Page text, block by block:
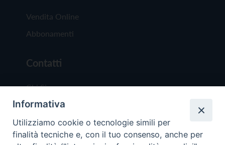
Vendita Online
Abbonamenti
Contatti
Chi Siamo
Redazione
Scrivici
Informativa
Utilizziamo cookie o tecnologie simili per
finalità tecniche e, con il tuo consenso, anche per